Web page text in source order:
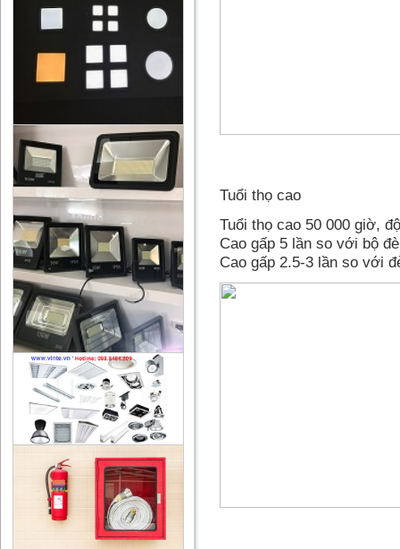
Tuổi thọ cao
Tuổi thọ cao 50 000 giờ,
Cao gấp 5 lần so với bộ
Cao gấp 2.5-3 lần so với